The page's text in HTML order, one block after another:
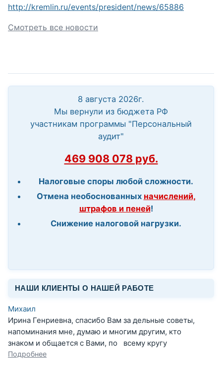
http://kremlin.ru/events/president/news/65886
Смотреть все новости
8 августа 2026г.
Мы вернули из бюджета РФ
участникам программы "Персональный
аудит"
469 908 078 руб.
Налоговые споры любой сложности.
Отмена необоснованных начислений,
штрафов и пеней!
Снижение налоговой нагрузки.
НАШИ КЛИЕНТЫ О НАШЕЙ РАБОТЕ
Михаил
Ирина Генриевна, спасибо Вам за дельные советы,
напоминания мне, думаю и многим другим, кто
знаком и общается с Вами, по всему кругу
Подробнее